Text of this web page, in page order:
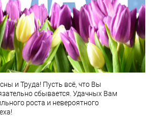
и Труда! Пусть всё, что Вы
сбывается. Удачных Вам
роста и невероятного